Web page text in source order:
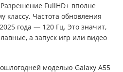
FullHD+ вполне
классу. Частота обновления
года — 120 Гц. Это значит,
а запуск игр или видео
моделью Galaxy A55